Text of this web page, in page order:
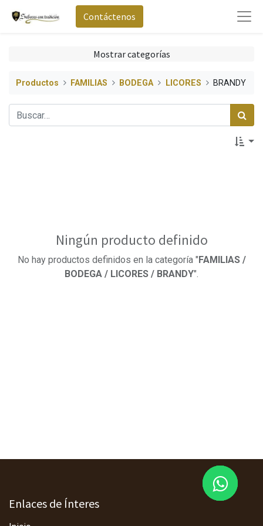
Contáctenos
Mostrar categorías
Productos FAMILIAS BODEGA LICORES BRANDY
Ningún producto definido
No hay productos definidos en la categoría " FAMILIAS /
BODEGA / LICORES / BRANDY".
Enlaces de Ínteres